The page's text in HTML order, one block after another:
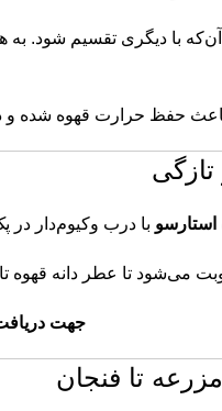
با دیگری تقسیم شود. به
حفظ حرارت قهوه شده و
استارسو با درب وکیوم‌دار در پک
می‌شود تا عطر دانه قهوه
جهت
تا فنجان